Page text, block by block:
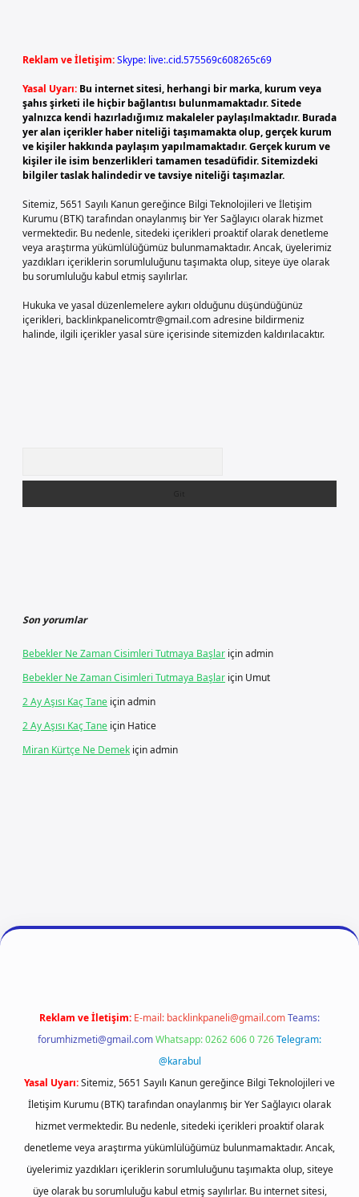
Reklam ve İletişim:Skype: live:.cid.575569c608265c69
Yasal Uyarı: Bu internet sitesi, herhangi bir marka, kurum veya
şahıs şirketi ile hiçbir bağlantısı bulunmamaktadır. Sitede
yalnızca kendi hazırladığımız makaleler paylaşılmaktadır. Burada
yer alan içerikler haber niteliği taşımamakta olup, gerçek kurum
ve kişiler hakkında paylaşım yapılmamaktadır. Gerçek kurum ve
kişiler ile isim benzerlikleri tamamen tesadüfidir. Sitemizdeki
bilgiler taslak halindedir ve tavsiye niteliği taşımazlar.
Sitemiz, 5651 Sayılı Kanun gereğince Bilgi Teknolojileri ve İletişim
Kurumu (BTK) tarafından onaylanmış bir Yer Sağlayıcı olarak hizmet
vermektedir. Bu nedenle, sitedeki içerikleri proaktif olarak denetleme
veya araştırma yükümlülüğümüz bulunmamaktadır. Ancak, üyelerimiz
yazdıkları içeriklerin sorumluluğunu taşımakta olup, siteye üye olarak
bu sorumluluğu kabul etmiş sayılırlar.
Hukuka ve yasal düzenlemelere aykırı olduğunu düşündüğünüz
içerikleri, backlinkpanelicomtr@gmail.comadresine bildirmeniz
halinde, ilgili içerikler yasal süre içerisinde sitemizden kaldırılacaktır.
Son yorumlar
Bebekler Ne Zaman Cisimleri Tutmaya Başlar içinadmin
Bebekler Ne Zaman Cisimleri Tutmaya Başlar için Umut
2 Ay Aşısı Kaç Tane içinadmin
2 Ay Aşısı Kaç Tane için Hatice
Miran Kürtçe Ne Demek içinadmin
girişilbet girişvdcasino girişbetexper
Reklam ve İletişim: E-mail: backlinkpaneli@gmail.comTeams:
forumhizmeti@gmail.comWhatsapp: 0262 606 0 726Telegram:
@karabul
Yasal Uyarı:Sitemiz, 5651 Sayılı Kanun gereğince Bilgi Teknolojileri ve
İletişim Kurumu (BTK) tarafından onaylanmış bir Yer Sağlayıcı olarak
hizmet vermektedir. Bu nedenle, sitedeki içerikleri proaktif olarak
denetleme veya araştırma yükümlülüğümüz bulunmamaktadır. Ancak,
üyelerimiz yazdıkları içeriklerin sorumluluğunu taşımakta olup, siteye
üye olarak bu sorumluluğu kabul etmiş sayılırlar. Bu internet sitesi,